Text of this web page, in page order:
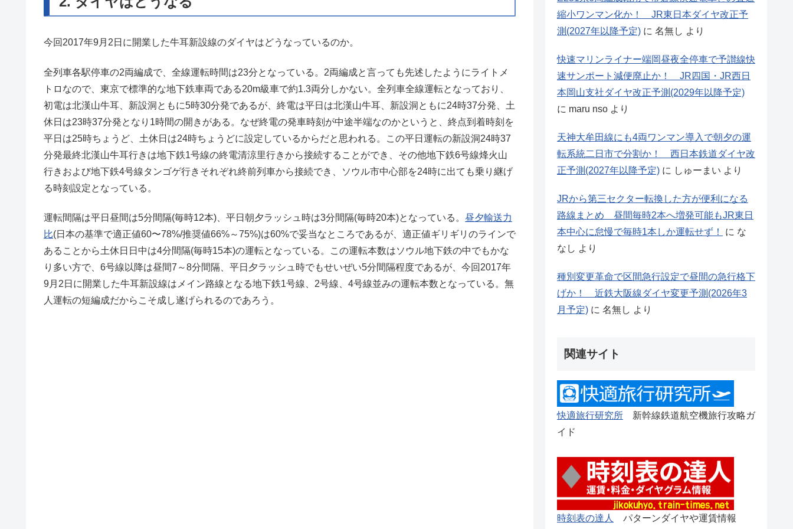
今回2017年9月2日に開業した牛耳新設線のダイヤはどうなっているのか。
全列車各駅停車の2両編成で、全線運転時間は23分となっている。2両編成と言っても先述したようにライトメ
トロなので、東京で標準的な地下鉄車両である20m級車で約1.3両分しかない。全列車全線運転となっており、
初電は北漢山牛耳、新設洞ともに5時30分発であるが、終電は平日は北漢山牛耳、新設洞ともに24時37分発、土
休日は23時37分発となり1時間の開きがある。なぜ終電の発車時刻が中途半端なのかというと、終点到着時刻を
平日は25時ちょうど、土休日は24時ちょうどに設定しているからだと思われる。この平日運転の新設洞24時37
分発最終北漢山牛耳行きは地下鉄1号線の終電清涼里行きから接続することができ、その他地下鉄6号線烽火山
行きおよび地下鉄4号線タンゴゲ行きそれぞれ終前列車から接続でき、ソウル市中心部を24時に出ても乗り継げ
る時刻設定となっている。
運転間隔は平日昼間は5分間隔(毎時12本)、平日朝夕ラッシュ時は3分間隔(毎時20本)となっている。 昼夕輸送力
比(日本の基準で適正値60〜78%/推奨値66%～75%)は60%で妥当なところであるが、適正値ギリギリのラインで
あることから土休日日中は4分間隔(毎時15本)の運転となっている。この運転本数はソウル地下鉄の中でもかな
り多い方で、6号線以降は昼間7～8分間隔、平日夕ラッシュ時でもせいぜい5分間隔程度であるが、今回2017年
9月2日に開業した牛耳新設線はメイン路線となる地下鉄1号線、2号線、4号線並みの運転本数となっている。無
人運転の短編成だからこそ成し遂げられるのであろう。
縮小ワンマン化か！ JR東日本ダイヤ改正予
測(2027年以降予定) に 名無し より
快速マリンライナー端岡昼夜全停車で予讃線快
速サンポート減便廃止か！ JR四国・JR西日
本岡山支社ダイヤ改正予測(2029年以降予定)
に maru nso より
天神大牟田線にも4両ワンマン導入で朝夕の運
転系統二日市で分割か！ 西日本鉄道ダイヤ改
正予測(2027年以降予定) に しゅーまい より
JRから第三セクター転換した方が便利になる
路線まとめ 昼間毎時2本へ増発可能もJR東日
本中心に怠慢で毎時1本しか運転せず！
に な
なし より
種別変更革命で区間急行設定で昼間の急行格下
げか！ 近鉄大阪線ダイヤ変更予測(2026年3
月予定) に 名無し より
関連サイト
快適旅行研究所 新幹線鉄道航空機旅行攻略ガ
イド
時刻表の達人 パターンダイヤや運賃情報